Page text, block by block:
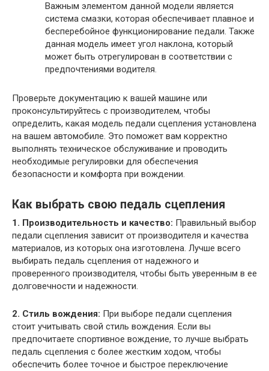
Важным элементом данной модели является
система смазки, которая обеспечивает плавное и
бесперебойное функционирование педали. Также
данная модель имеет угол наклона, который
может быть отрегулирован в соответствии с
предпочтениями водителя.
Проверьте документацию к вашей машине или
проконсультируйтесь с производителем, чтобы
определить, какая модель педали сцепления установлена
на вашем автомобиле. Это поможет вам корректно
выполнять техническое обслуживание и проводить
необходимые регулировки для обеспечения
безопасности и комфорта при вождении.
Как выбрать свою педаль сцепления
1. Производительность и качество: Правильный выбор
педали сцепления зависит от производителя и качества
материалов, из которых она изготовлена. Лучше всего
выбирать педаль сцепления от надежного и
проверенного производителя, чтобы быть уверенным в ее
долговечности и надежности.
2. Стиль вождения: При выборе педали сцепления
стоит учитывать свой стиль вождения. Если вы
предпочитаете спортивное вождение, то лучше выбрать
педаль сцепления с более жестким ходом, чтобы
обеспечить более точное и быстрое переключение